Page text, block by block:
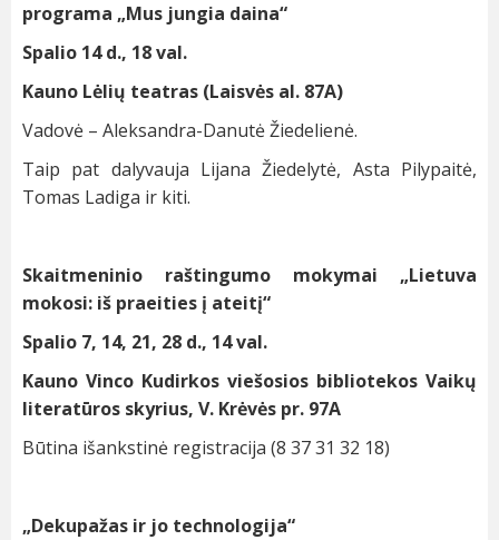
programa „Mus jungia daina“
Spalio 14 d., 18 val.
Kauno Lėlių teatras (Laisvės al. 87A)
Vadovė – Aleksandra-Danutė Žiedelienė.
Taip pat dalyvauja Lijana Žiedelytė, Asta Pilypaitė,
Tomas Ladiga ir kiti.
Skaitmeninio raštingumo mokymai „Lietuva
mokosi: iš praeities į ateitį“
Spalio 7, 14, 21, 28 d., 14 val.
Kauno Vinco Kudirkos viešosios bibliotekos Vaikų
literatūros skyrius, V. Krėvės pr. 97A
Būtina išankstinė registracija (8 37 31 32 18)
„Dekupažas ir jo technologija“